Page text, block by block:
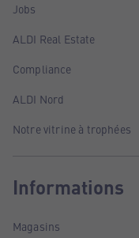
Jobs
ALDI Real Estate
Compliance
ALDI Nord
Notre vitrine à trophées
Informations
Magasins